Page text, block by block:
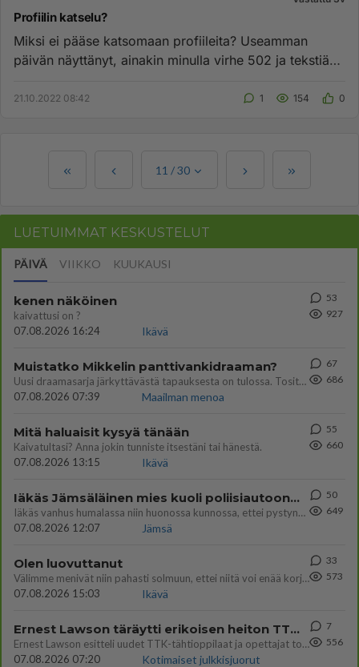
Profiilin katselu?
Miksi ei pääse katsomaan profiileita? Useamman
päivän näyttänyt, ainakin minulla virhe 502 ja tekstiä
21.10.2022 08:42 1 154 0
11 /30
LUETUIMMAT KESKUSTELUT
PÄIVÄ VIIKKO KUUKAUSI
kenen näköinen
kaivattusi on ?
07.08.2026 16:24
Ikävä
53
927
Muistatko Mikkelin panttivankidraaman?
Uusi draamasarja järkyttävästä tapauksesta on tulossa. Tositapahtumiin perustuva sarja ammentaa vuoden 1986 Mikkelin pan
07.08.2026 07:39
Maailman menoa
67
686
Mitä haluaisit kysyä tänään
Kaivatultasi? Anna jokin tunniste itsestäni tai hänestä.
07.08.2026 13:15
Ikävä
55
660
Iäkäs Jämsäläinen mies kuoli poliisiautoon matkalla Jyväskylän putkaan
Iäkäs vanhus humalassa niin huonossa kunnossa, ettei pystynyt huolehtimaan itsestään niin ainoa apu sillä hetkellä oli
07.08.2026 12:07
Jämsä
50
649
Olen luovuttanut
Välimme menivät niin pahasti solmuun, ettei niitä voi enää korjata. On aika jatkaa elämässä eteenpäin. Toivon sulle kaik
07.08.2026 15:03
Ikävä
33
573
Ernest Lawson täräytti erikoisen heiton TTK-lehdistötilaisuudessa: " Onko tässä tarkoituksena...?"
Ernest Lawson esitteli uudet TTK-tähtioppilaat ja opettajat torstaina 6.8. lehdistölle. Tulevalla kaudella on yksi hausk
07.08.2026 07:20
Kotimaiset julkkisjuorut
7
556